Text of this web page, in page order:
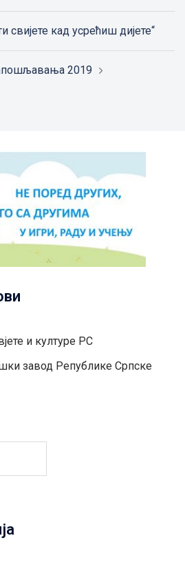
свијете кад усрећиш дијете“
2019
и културе РС
завод Републике Српске